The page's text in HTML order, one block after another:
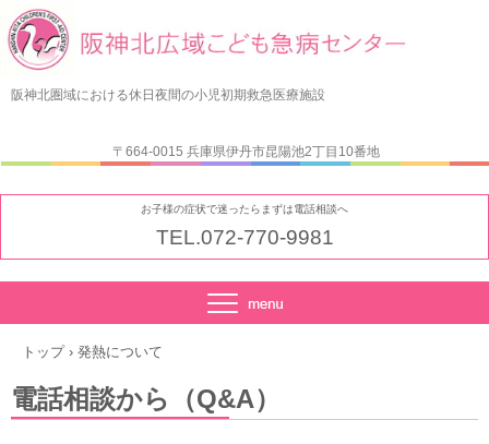
阪神北圏域における休日夜間の小児初期救急医療施設
お子様の症状で迷ったらまずは電話相談へ
TEL.072-770-9981
〒664-0015 兵庫県伊丹市昆陽池2丁目10番地
トップ › 発熱について
電話相談から（Q&A）